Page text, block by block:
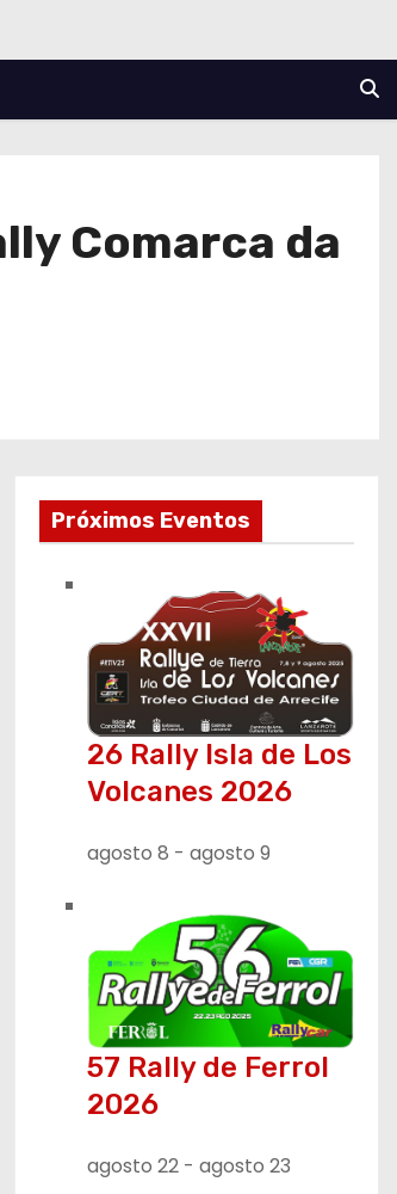
Comarca da
Próximos Eventos
26 Rally Isla de Los
Volcanes 2026
agosto 8 - agosto 9
57 Rally de Ferrol
2026
agosto 22 - agosto 23